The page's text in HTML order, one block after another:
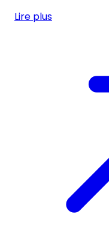
Lire plus